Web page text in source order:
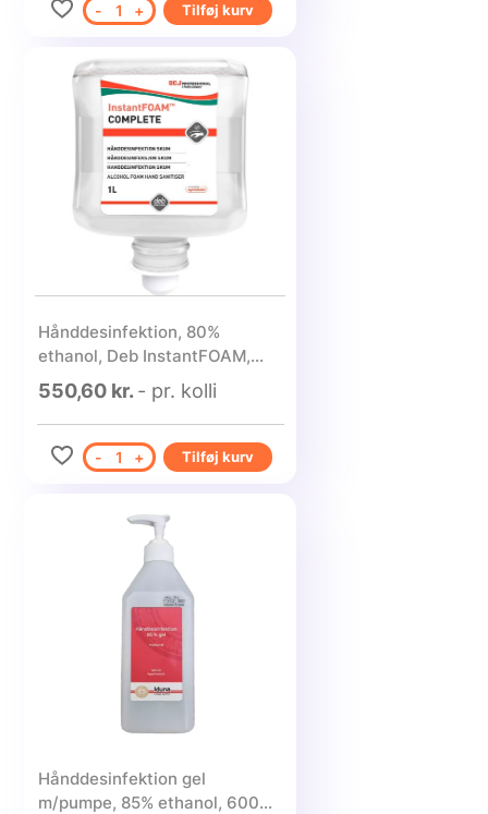
- 1 + Tilføj kurv
Hånddesinfektion, 80%
ethanol, Deb InstantFOAM,
1000ml - 3 stk.
550,60 kr. - pr. kolli
- 1 + Tilføj kurv
Hånddesinfektion gel
m/pumpe, 85% ethanol, 600ml